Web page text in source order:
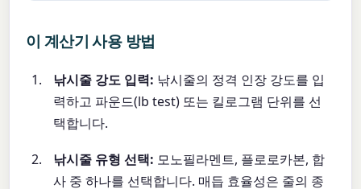
이 계산기 사용 방법
낚시줄 강도 입력: 낚시줄의 정격 인장 강도를 입
력하고 파운드(lb test) 또는 킬로그램 단위를 선
택합니다.
낚시줄 유형 선택: 모노필라멘트, 플로로카본, 합
사 중 하나를 선택합니다. 매듭 효율성은 줄의 종